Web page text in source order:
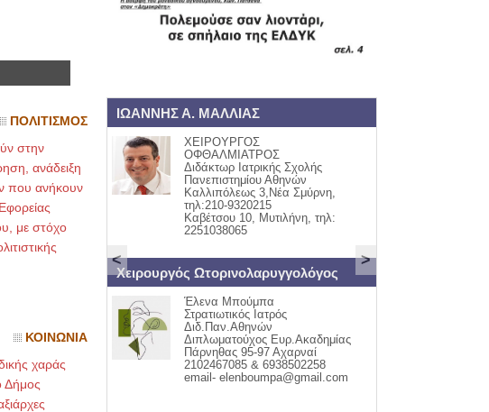
ΠΟΛΙΤΙΣΜΟΣ
στην
ανάδειξη
που ανήκουν
με στόχο
ΚΟΙΝΩΝΙΑ
χαράς
Δήμος
>
<
ΙΩΑΝΝΗΣ Α. ΜΑΛΛΙΑΣ
ΧΕΙΡΟΥΡΓΟΣ
ΟΦΘΑΛΜΙΑΤΡΟΣ
Διδάκτωρ Ιατρικής Σχολής
Πανεπιστημίου Αθηνών
Καλλιπόλεως 3,Νέα Σμύρνη,
Καβέτσου 10, Μυτιλήνη, τηλ:
Χειρουργός Ωτορινολαρυγγολόγος
Έλενα Μπούμπα
Στρατιωτικός Ιατρός
Διδ.Παν.Αθηνών
Διπλωματούχος Ευρ.Ακαδημίας
Πάρνηθας 95-97 Αχαρναί
2102467085 & 6938502258
email- elenboumpa@gmail.com
ΕΝΔΟΚΡΙΝΟΛΟΓΟΣ -
Διαβήτης 1,2&Κυήσεως
ΚΑΒΕΤΣΟΥ 32 ΜΥΤΙΛΗΝΗ